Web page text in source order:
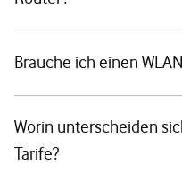
Brauche ich einen
Worin unterscheiden
Tarife?